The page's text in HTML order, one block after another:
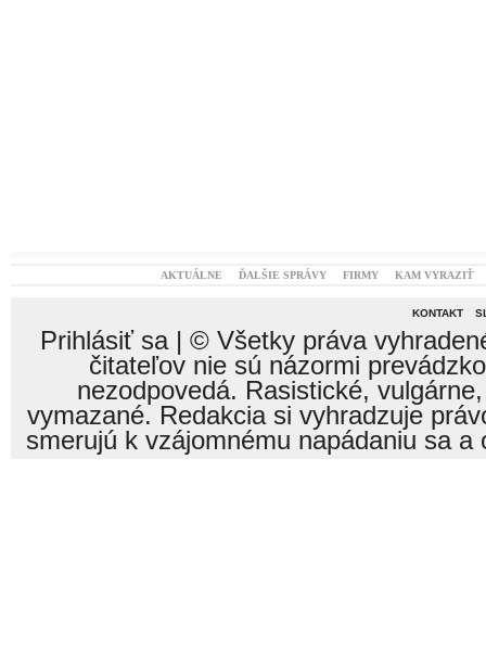
AKTUÁLNE ĎALŠIE SPRÁVY FIRMY KAM VYRAZIŤ
KONTAKT
Prihlásiť sa| © Všetky práva
čitateľov nie sú názormi
nezodpovedá. Rasistické,
vymazané. Redakcia si vyhradzuje
smerujú k vzájomnému napádaniu sa